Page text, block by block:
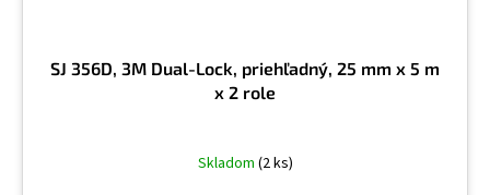
SJ 356D, 3M Dual-Lock, priehľadný, 25 mm x 5 m
x 2 role
Skladom (2 ks)